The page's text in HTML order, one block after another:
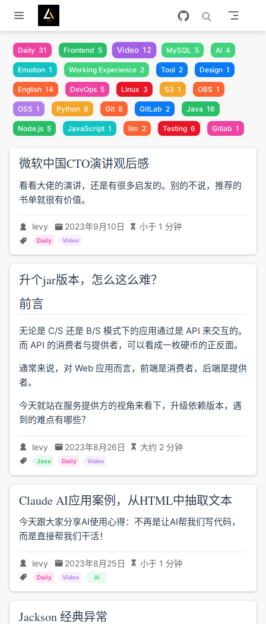
跳至主要內容
Daily 31 Frontend 5 Video 12 MySQL 5 AI 4
Emotion 1 Working Experience 2 Tool 2 Design 1
English 14 DevOps 5 Linux 3 S3 1 OBS 1
OSS 1 Python 8 Git 8 GitLab 2 Java 16
Node.js 5 JavaScript 1 llm 2 Testing 6 Gitlab 1
微软中国CTO演讲观后感
看看大佬的演讲，还是有很多启发的。别的不说，推荐的
书单就很有价值。
levy 2023年9月10日 小于 1 分钟
Daily Video
升个jar版本，怎么这么难？
前言
无论是 C/S 还是 B/S 模式下的应用通过是 API 来交互的。
而 API 的消费者与提供者，可以看成一枚硬币的正反面。
通常来说，对 Web 应用而言，前端是消费者，后端是提供
者。
今天就站在服务提供方的视角来看下，升级依赖版本，遇
到的难点有哪些？
levy 2023年8月26日 大约 2 分钟
Java Daily Video
Claude AI应用案例，从HTML中抽取文本
今天跟大家分享AI使用心得：不再是让AI帮我们写代码，
而是直接帮我们干活！
levy 2023年8月25日 小于 1 分钟
Daily Video AI
Jackson 经典异常